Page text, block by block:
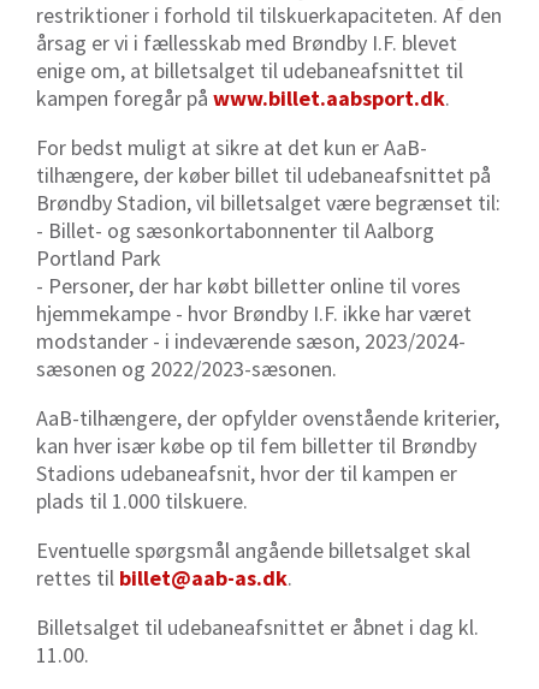
restriktioner i forhold til tilskuerkapaciteten. Af den
årsag er vi i fællesskab med Brøndby I.F. blevet
enige om, at billetsalget til udebaneafsnittet til
kampen foregår på www.billet.aabsport.dk.
For bedst muligt at sikre at det kun er AaB-
tilhængere, der køber billet til udebaneafsnittet på
Brøndby Stadion, vil billetsalget være begrænset til:
- Billet- og sæsonkortabonnenter til Aalborg
Portland Park
- Personer, der har købt billetter online til vores
hjemmekampe - hvor Brøndby I.F. ikke har været
modstander - i indeværende sæson, 2023/2024-
sæsonen og 2022/2023-sæsonen.
AaB-tilhængere, der opfylder ovenstående kriterier,
kan hver især købe op til fem billetter til Brøndby
Stadions udebaneafsnit, hvor der til kampen er
plads til 1.000 tilskuere.
Eventuelle spørgsmål angående billetsalget skal
rettes til billet@aab-as.dk.
Billetsalget til udebaneafsnittet er åbnet i dag kl.
11.00.